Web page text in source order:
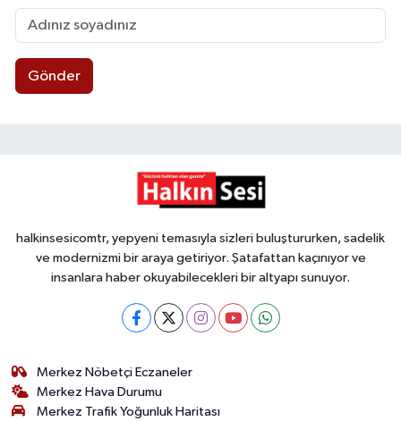
Gönder
halkinsesicomtr, yepyeni temasıyla sizleri buluştururken, sadelik
ve modernizmi bir araya getiriyor. Şatafattan kaçınıyor ve
insanlara haber okuyabilecekleri bir altyapı sunuyor.
Merkez Nöbetçi Eczaneler
Merkez Hava Durumu
Merkez Trafik Yoğunluk Haritası